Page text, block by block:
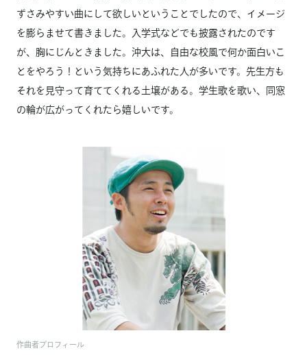
ずさみやすい曲にして欲しいということでしたので、イメージ
を膨らませて書きました。入学式などでも披露されたのです
が、胸にじんときました。沖大は、自由な校風で何か面白いこ
とをやろう！という気持ちにあふれた人が多いです。先生方も
それを見守って育ててくれる土壌がある。学生歌を歌い、同窓
の輪が広がってくれたら嬉しいです。
作曲者プロフィール